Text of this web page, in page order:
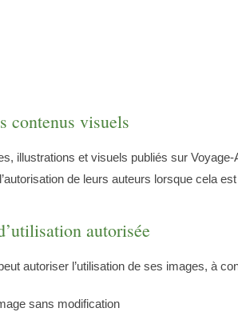
contenus visuels
illustrations et visuels publiés sur
de leurs auteurs lorsque cela
autorisée
autoriser l’utilisation de ses images, à
sans modification